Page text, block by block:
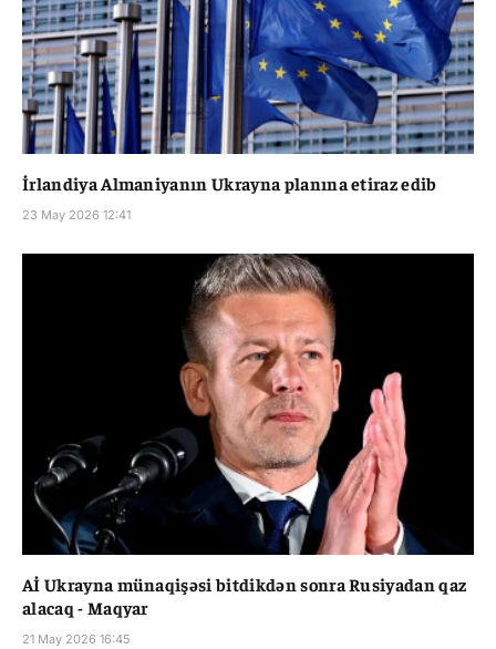
İrlandiya Almaniyanın Ukrayna planına etiraz edib
23 May 2026 12:41
Aİ Ukrayna münaqişəsi bitdikdən sonra Rusiyadan qaz
alacaq - Maqyar
21 May 2026 16:45